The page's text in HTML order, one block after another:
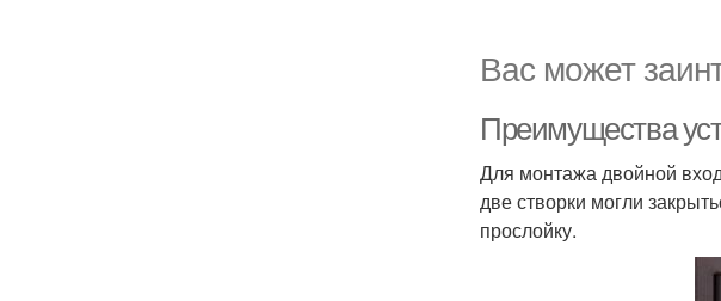
Вас может
Преимущества
Для монтажа двойной
две створки могли
прослойку.